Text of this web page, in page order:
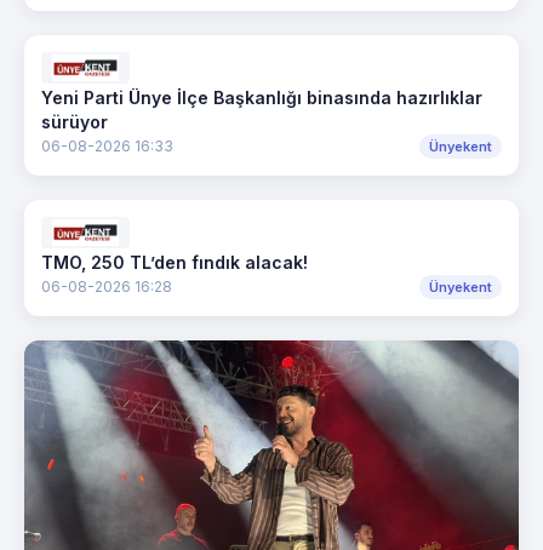
Yeni Parti Ünye İlçe Başkanlığı binasında hazırlıklar
sürüyor
06-08-2026 16:33 Ünyekent
TMO, 250 TL’den fındık alacak!
06-08-2026 16:28 Ünyekent